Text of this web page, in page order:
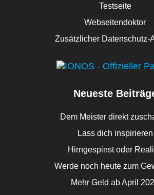
Testseite
Webseitendoktor
Zusätzlicher Datenschutz-
Neueste
Dem Meister direkt
Lass dich inspirieren
Hirngespinst oder
Werde noch heute zum
Mehr Geld ab April